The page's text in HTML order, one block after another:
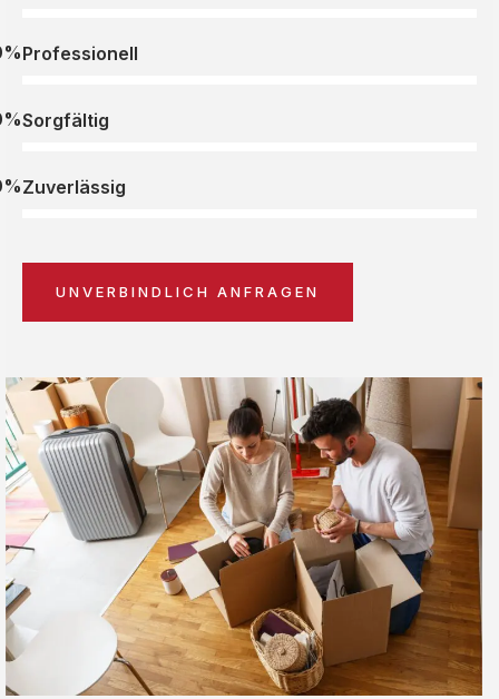
Professionell
Sorgfältig
Zuverlässig
UNVERBINDLICH ANFRAGEN